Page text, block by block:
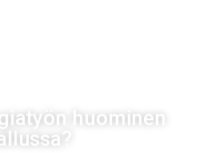
huominen